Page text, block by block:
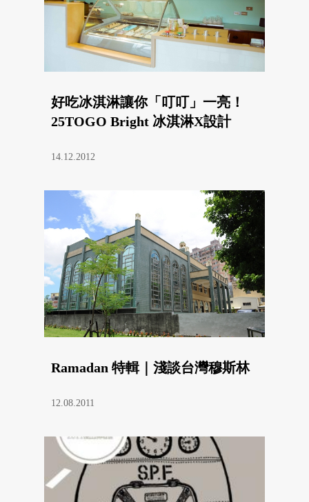
好吃冰淇淋讓你「叮叮」一亮！
25TOGO Bright 冰淇淋X設計
14.12.2012
Ramadan 特輯｜淺談台灣穆斯林
12.08.2011